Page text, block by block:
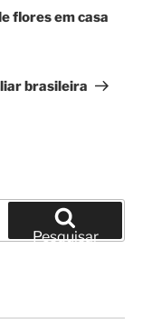
flores em casa
brasileira
Pesquisar